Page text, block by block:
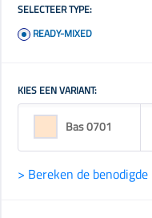
SELECTEER TYPE:
READY-MIXED
KIES EEN VARIANT:
Bas 0701
> Bereken de